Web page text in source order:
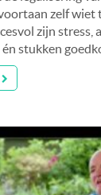
zelf wiet
zijn stress,
stukken